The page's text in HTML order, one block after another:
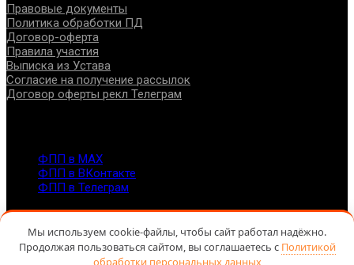
Правовые документы
Политика обработки ПД
Договор-оферта
Правила участия
Выписка из Устава
Согласие на получение рассылок
Договор оферты рекл Телеграм
ФПП в МАХ
ФПП в ВКонтакте
ФПП в Телеграм
7-495-127-10-45
@ Федерация помогающих профессий, 2026
Мы используем cookie-файлы, чтобы сайт работал надёжно.
Продолжая пользоваться сайтом, вы соглашаетесь с Политикой
обработки персональных данных